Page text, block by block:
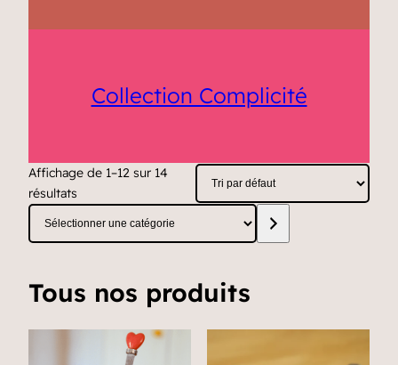
Collection Complicité
Affichage de 1–12 sur 14
résultats
Sélectionner
Tous nos produits